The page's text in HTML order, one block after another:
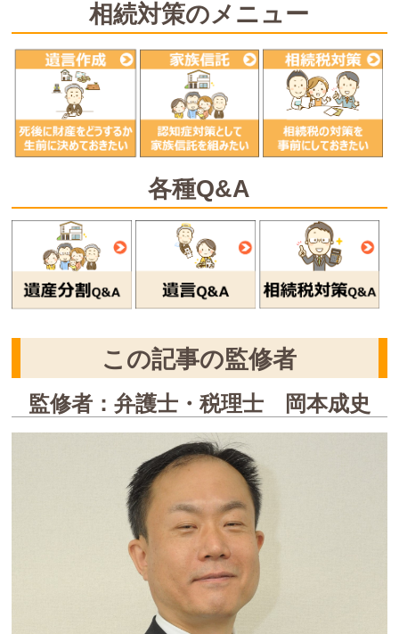
相続対策のメニュー
各種Q&A
この記事の監修者
監修者：弁護士・税理士 岡本成史